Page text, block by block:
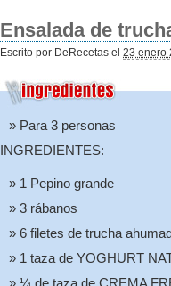
Ensalada de
Escrito por DeRecetas el 23 enero
Para 3 personas
INGREDIENTES:
1 Pepino grande
3 rábanos
6 filetes de trucha
1 taza de YOGHURT
¼ de taza de CREMA